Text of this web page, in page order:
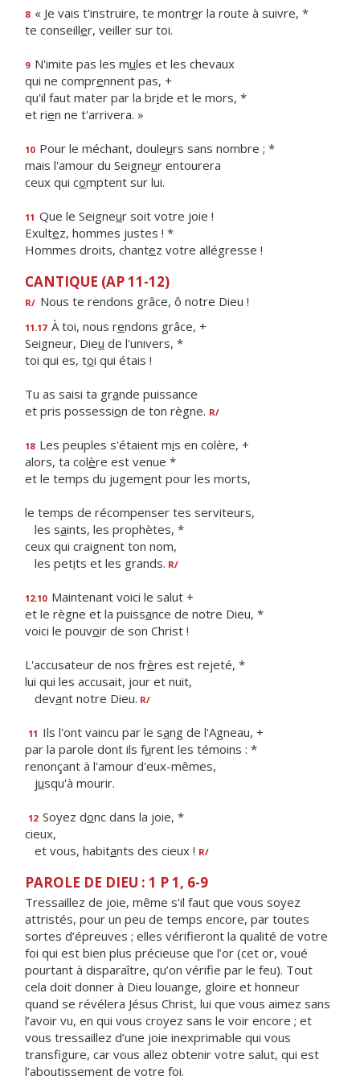
8 « Je vais t'instruire, te montrer la route à suivre, *
te conseiller, veiller sur toi.
9 N'imite pas les mules et les chevaux
qui ne comprennent pas, +
qu'il faut mater par la bride et le mors, *
et rien ne t'arrivera. »
10 Pour le méchant, douleurs sans nombre ; *
mais l'amour du Seigneur entourera
ceux qui comptent sur lui.
11 Que le Seigneur soit votre joie !
Exultez, hommes justes ! *
Hommes droits, chantez votre allégresse !
CANTIQUE (AP 11-12)
R/ Nous te rendons grâce, ô notre Dieu !
11.17 À toi, nous rendons grâce, +
Seigneur, Dieu de l'univers, *
toi qui es, toi qui étais !
Tu as saisi ta grande puissance
et pris possession de ton règne. R/
18 Les peuples s'étaient mis en colère, +
alors, ta colère est venue *
et le temps du jugement pour les morts,
le temps de récompenser tes serviteurs,
les saints, les prophètes, *
ceux qui craignent ton nom,
les petits et les grands. R/
12.10 Maintenant voici le salut +
et le règne et la puissance de notre Dieu, *
voici le pouvoir de son Christ !
L'accusateur de nos frères est rejeté, *
lui qui les accusait, jour et nuit,
devant notre Dieu. R/
11 Ils l'ont vaincu par le sang de l'Agneau, +
par la parole dont ils furent les témoins : *
renonçant à l'amour d'eux-mêmes,
jusqu'à mourir.
12 Soyez donc dans la joie, *
cieux,
et vous, habitants des cieux ! R/
PAROLE DE DIEU : 1 P 1, 6-9
Tressaillez de joie, même s’il faut que vous soyez
attristés, pour un peu de temps encore, par toutes
sortes d’épreuves ; elles vérifieront la qualité de votre
foi qui est bien plus précieuse que l’or (cet or, voué
pourtant à disparaître, qu’on vérifie par le feu). Tout
cela doit donner à Dieu louange, gloire et honneur
quand se révélera Jésus Christ, lui que vous aimez sans
l’avoir vu, en qui vous croyez sans le voir encore ; et
vous tressaillez d’une joie inexprimable qui vous
transfigure, car vous allez obtenir votre salut, qui est
l’aboutissement de votre foi.